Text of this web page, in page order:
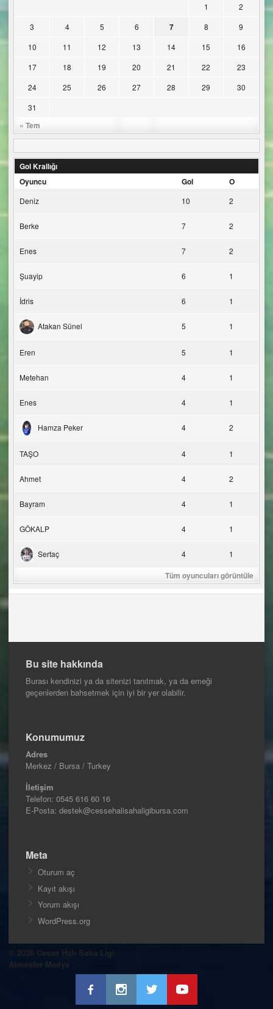
« Tem
1
2
3
4 5 6 7 8
9
10
11 12 13 14 15
16
17
18 19 20 21 22
23
24
25 26 27 28 29
30
31
Gol Krallığı
Oyuncu
Gol O
Deniz 10 2
Berke 7 2
Enes 7 2
Şuayip 6 1
İdris 6 1
Atakan Sünel 5 1
Eren 5 1
Metehan 4 1
Enes 4 1
Hamza Peker 4 2
TAŞO 4 1
Ahmet 4 2
Bayram 4 1
GÖKALP 4 1
Sertaç 4 1
Tüm oyuncuları görüntüle
Bu site hakkında
Burası kendinizi ya da sitenizi tanıtmak, ya da emeği
geçenlerden bahsetmek için iyi bir yer olabilir.
Konumumuz
Adres
Merkez / Bursa / Turkey
İletişim
Telefon: 0545 616 60 16
E-Posta: destek@cessehalisahaligibursa.com
Meta
Oturum aç
Kayıt akışı
Yorum akışı
WordPress.org
© 2026 Cesse Halı Saha Ligi
Atmosfer Medya